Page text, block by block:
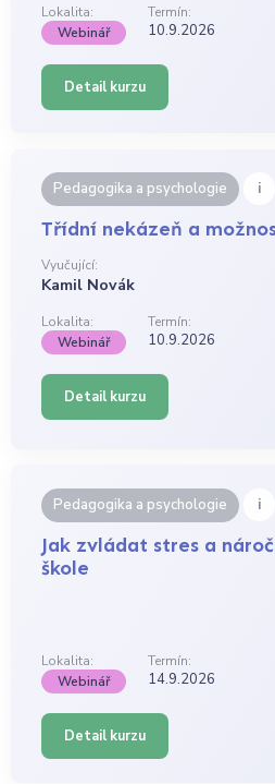
Lokalita:
Termín:
Webinář
10.9.2026
Detail kurzu
Pedagogika a psychologie i
Třídní nekázeň a
Vyučující:
Kamil Novák
Lokalita:
Termín:
Webinář
10.9.2026
Detail kurzu
Pedagogika a psychologie i
Jak zvládat stres a
škole
Lokalita:
Termín:
Webinář
14.9.2026
Detail kurzu